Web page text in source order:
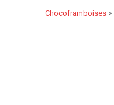
Chocoframboises >